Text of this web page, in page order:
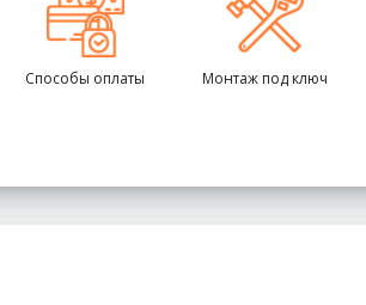
Способы оплаты Монтаж под ключ